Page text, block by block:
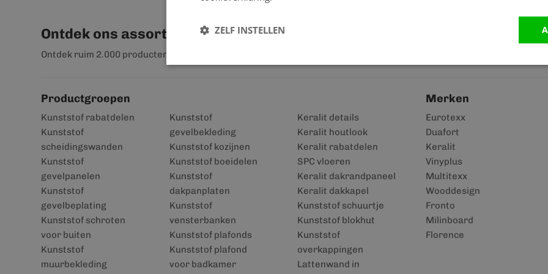
Ontdek ons assortiment
Ontdek ruim 2.000 producten
Productgroepen
Kunststof rabatdelen
Kunststof
scheidingswanden
Kunststof
gevelpanelen
Kunststof
gevelbeplating
Kunststof schroten
voor buiten
Kunststof
muurbekleding
Kunststof
gevelbekleding
Kunststof kozijnen
Kunststof boeidelen
Kunststof
dakpanplaten
Kunststof
vensterbanken
Kunststof plafonds
Kunststof plafond
voor badkamer
Keralit details
Keralit houtlook
Keralit rabatdelen
SPC vloeren
Keralit dakrandpaneel
Keralit dakkapel
Kunststof schuurtje
Kunststof blokhut
Kunststof
overkappingen
Lattenwand in
Merken
Eurotexx
Duafort
Keralit
Vinyplus
Multitexx
Wooddesign
Fronto
Milinboard
Florence
ZELF INSTELLEN